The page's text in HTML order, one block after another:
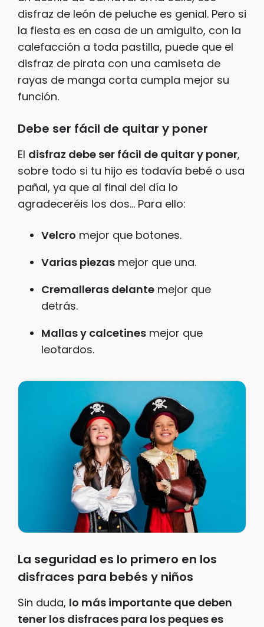
disfraz de león de peluche es genial. Pero si
la fiesta es en casa de un amiguito, con la
calefacción a toda pastilla, puede que el
disfraz de pirata con una camiseta de
rayas de manga corta cumpla mejor su
función.
Debe ser fácil de quitar y poner
El disfraz debe ser fácil de quitar y poner,
sobre todo si tu hijo es todavía bebé o usa
pañal, ya que al final del día lo
agradeceréis los dos… Para ello:
Velcro mejor que botones.
Varias piezas mejor que una.
Cremalleras delante mejor que
detrás.
Mallas y calcetines mejor que
leotardos.
La seguridad es lo primero en los
disfraces para bebés y niños
Sin duda, lo más importante que deben
tener los disfraces para los peques es